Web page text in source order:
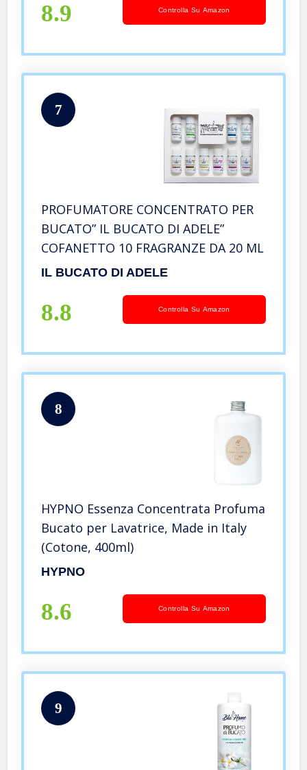
8.9 Controlla Su Amazon
7
PROFUMATORE CONCENTRATO PER
BUCATO” IL BUCATO DI ADELE”
COFANETTO 10 FRAGRANZE DA 20 ML
IL BUCATO DI ADELE
8.8 Controlla Su Amazon
8
HYPNO Essenza Concentrata Profuma
Bucato per Lavatrice, Made in Italy
(Cotone, 400ml)
HYPNO
8.6 Controlla Su Amazon
9